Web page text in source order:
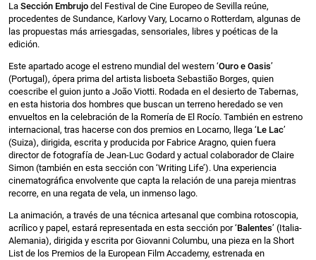
La Sección Embrujo del Festival de Cine Europeo de Sevilla reúne,
procedentes de Sundance, Karlovy Vary, Locarno o Rotterdam, algunas de
las propuestas más arriesgadas, sensoriales, libres y poéticas de la
edición.
Este apartado acoge el estreno mundial del western ‘Ouro e Oasis’
(Portugal), ópera prima del artista lisboeta Sebastião Borges, quien
coescribe el guion junto a João Viotti. Rodada en el desierto de Tabernas,
en esta historia dos hombres que buscan un terreno heredado se ven
envueltos en la celebración de la Romería de El Rocío. También en estreno
internacional, tras hacerse con dos premios en Locarno, llega ‘Le Lac’
(Suiza), dirigida, escrita y producida por Fabrice Aragno, quien fuera
director de fotografía de Jean-Luc Godard y actual colaborador de Claire
Simon (también en esta sección con ‘Writing Life’). Una experiencia
cinematográfica envolvente que capta la relación de una pareja mientras
recorre, en una regata de vela, un inmenso lago.
La animación, a través de una técnica artesanal que combina rotoscopia,
acrílico y papel, estará representada en esta sección por ‘Balentes’ (Italia-
Alemania), dirigida y escrita por Giovanni Columbu, una pieza en la Short
List de los Premios de la European Film Accademy, estrenada en